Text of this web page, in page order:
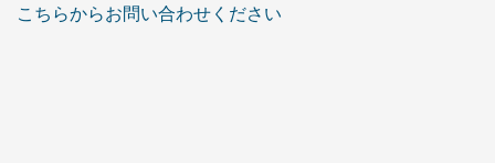
こちらからお問い合わせください